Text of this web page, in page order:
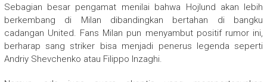
Sebagian besar pengamat menilai bahwa Hojlund akan lebih
berkembang di Milan dibandingkan bertahan di bangku
cadangan United. Fans Milan pun menyambut positif rumor ini,
berharap sang striker bisa menjadi penerus legenda seperti
Andriy Shevchenko atau Filippo Inzaghi.